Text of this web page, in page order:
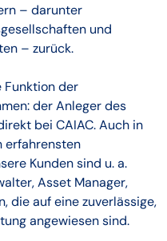
– darunter
und
– zurück.
Funktion der
der Anleger des
bei CAIAC. Auch in
erfahrensten
Kunden sind u. a.
Asset Manager,
die auf eine zuverlässige,
angewiesen sind.